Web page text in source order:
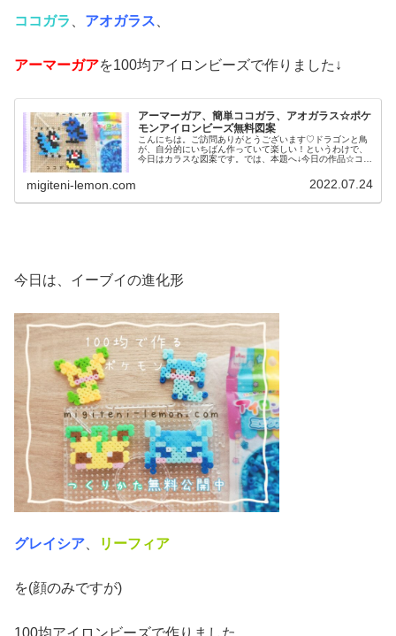
ココガラ アオガラス
アーマーガアを100均アイロンビーズで作りました↓
アーマーガア、簡単ココガラ、アオガラス☆ポケ
モンアイロンビーズ無料図案
こんにちは。ご訪問ありがとうございます♡ドラゴンと鳥
が、自分的にいちばん作っていて楽しい！というわけで、
今日はカラスな図案です。では、本題へ↓今日の作品☆ココ
migiteni-lemon.com 2022.07.24
今日は、イーブイの進化形
グレイシア リーフィア
を(顔のみですが)
100均アイロンビーズで作りました。